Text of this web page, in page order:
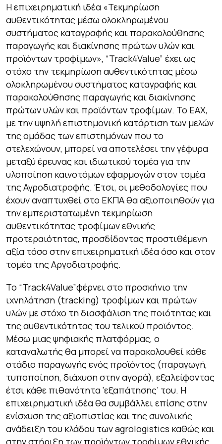
Η επιχειρηματική ιδέα «Τεκμηρίωση
αυθεντικότητας μέσω ολοκληρωμένου
συστήματος καταγραφής και παρακολούθησης
παραγωγής και διακίνησης πρώτων υλών και
προϊόντων τροφίμων», “Track4Value” έχει ως
στόχο την τεκμηρίωση αυθεντικότητας μέσω
ολοκληρωμένου συστήματος καταγραφής και
παρακολούθησης παραγωγής και διακίνησης
πρώτων υλών και προϊόντων τροφίμων. Το ΕΑΧ,
με την υψηλή επιστημονική κατάρτιση των μελών
της ομάδας των επιστημόνων που το
στελεχώνουν, μπορεί να αποτελέσει την γέφυρα
μεταξύ έρευνας και ιδιωτικού τομέα για την
υλοποίηση καινοτόμων εφαρμογών στον τομέα
της Αγροδιατροφής. Έτσι, οι μεθοδολογίες που
έχουν αναπτυχθεί στο ΕΚΠΑ θα αξιοποιηθούν για
την εμπεριστατωμένη τεκμηρίωση
αυθεντικότητας τροφίμων εθνικής
προτεραιότητας, προσδίδοντας προστιθέμενη
αξία τόσο στην επιχειρηματική ιδέα όσο και στον
τομέα της Αργοδιατροφής.
Το “Track4Value”φέρνει στο προσκήνιο την
ιχνηλάτηση (tracking) τροφίμων και πρώτων
υλών με στόχο τη διασφάλιση της ποιότητας και
της αυθεντικότητας του τελικού προϊόντος.
Μέσω μιας ψηφιακής πλατφόρμας, ο
καταναλωτής θα μπορεί να παρακολουθεί κάθε
στάδιο παραγωγής ενός προϊόντος (παραγωγή,
τυποποίηση, διάχυση στην αγορά), εξαλείφοντας
έτσι κάθε πιθανότητα ‘εξαπάτησης’ του. Η
επιχειρηματική ιδέα θα συμβάλλει επίσης στην
ενίσχυση της αξιοπιστίας και της συνολικής
ανάδειξη του κλάδου των agrologistics καθώς και
στην στήριξη των προϊόντων τροφίμων εθνικής